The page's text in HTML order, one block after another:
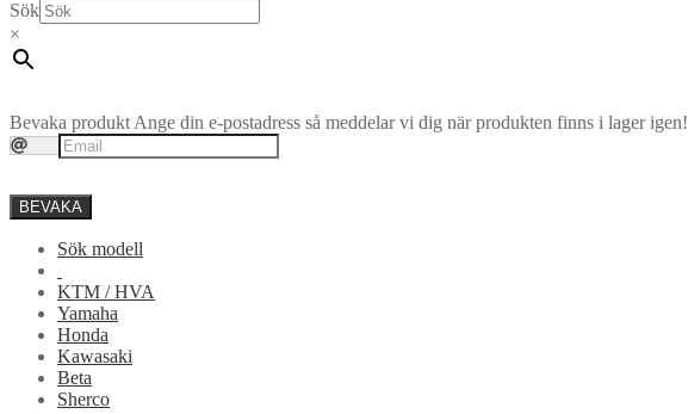
Sök
×
Bevaka produkt Ange din e-postadress så meddelar vi dig när produkten finns i lager igen!
BEVAKA
Sök modell
KTM / HVA
Yamaha
Honda
Kawasaki
Beta
Sherco